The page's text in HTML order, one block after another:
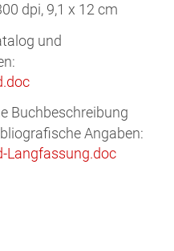
dpi, 9,1 x 12 cm
und
Buchbeschreibung
Angaben:
Langfassung.doc